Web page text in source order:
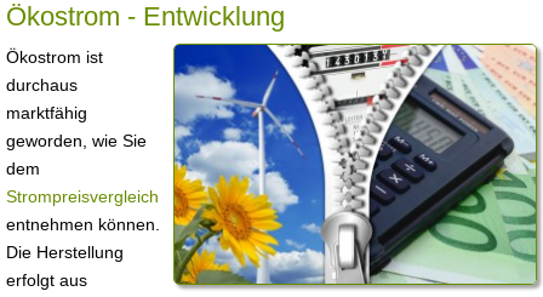
Ökostrom - Entwicklung
Ökostrom ist
durchaus
marktfähig
geworden, wie Sie
dem
Strompreisvergleich
entnehmen können.
Die Herstellung
erfolgt aus